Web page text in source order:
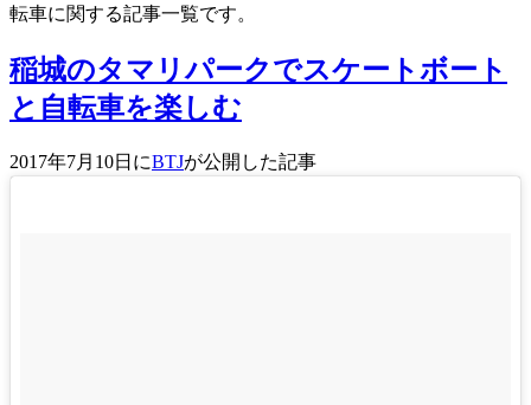
転車に関する記事一覧です。
稲城のタマリパークでスケートボート
と自転車を楽しむ
2017年7月10日にBTJが公開した記事